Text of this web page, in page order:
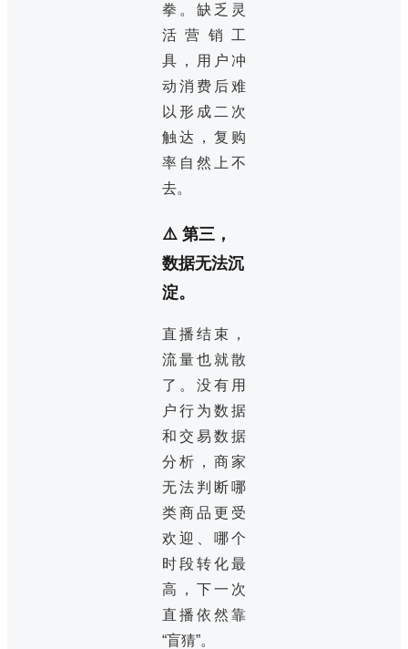
拳。缺乏灵
活营销工
具，用户冲
动消费后难
以形成二次
触达，复购
率自然上不
去。
⚠️ 第三，
数据无法沉
淀。
直播结束，
流量也就散
了。没有用
户行为数据
和交易数据
分析，商家
无法判断哪
类商品更受
欢迎、哪个
时段转化最
高，下一次
直播依然靠
“盲猜”。